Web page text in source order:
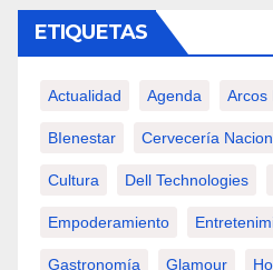
ETIQUETAS
Actualidad Agenda Arcos
BIenestar Cervecería
Cultura Dell Technologies
Empoderamiento
Gastronomía Glamour